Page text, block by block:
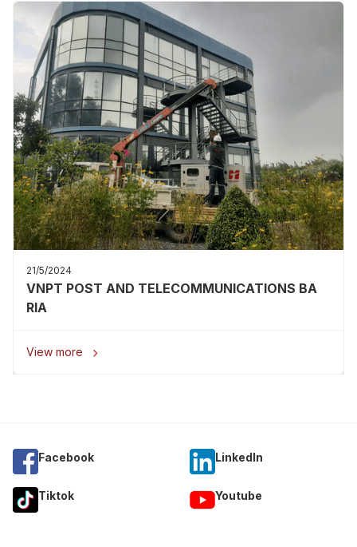
21/5/2024
VNPT POST AND TELECOMMUNICATIONS BA
RIA
View more 
Facebook Linkedln
Tiktok Youtube